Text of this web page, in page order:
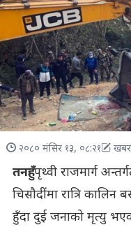
२०८० मंसिर १३, ०८:२१ खबर
तनहुँःपृथ्वी राजमार्ग
चिसौदींमा रात्रि कालिन
हुँदा दुई जनाको मृत्यु